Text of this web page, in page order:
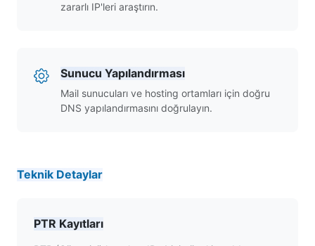
zararlı IP'leri araştırın.
Sunucu Yapılandırması
Mail sunucuları ve hosting ortamları için doğru
DNS yapılandırmasını doğrulayın.
Teknik Detaylar
PTR Kayıtları